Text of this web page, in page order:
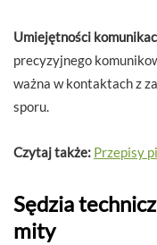
Umiejętności
precyzyjnego
ważna w kontaktach z
sporu.
Czytaj także: Przepisy
Sędzia
mity